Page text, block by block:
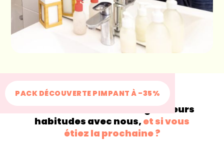
PACK DÉCOUVERTE PIMPANT À -35%
+200 000familles changent leurs
habitudes avec nous, et si vous
étiez la prochaine ?